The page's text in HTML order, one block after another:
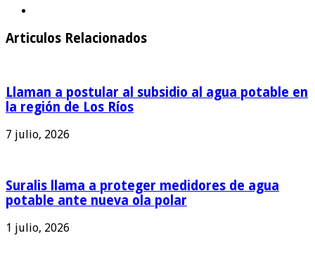
Articulos Relacionados
Llaman a postular al subsidio al agua potable en
la región de Los Ríos
7 julio, 2026
Suralis llama a proteger medidores de agua
potable ante nueva ola polar
1 julio, 2026